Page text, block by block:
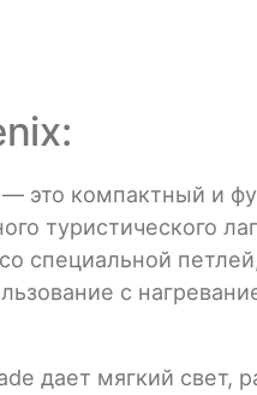
это компактный и
туристического
специальной
с
дает мягкий свет,